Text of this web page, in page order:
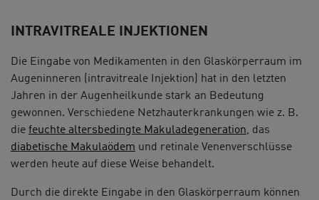
INTRAVITREALE INJEKTIONEN
Die Eingabe von Medikamenten in den Glaskörperraum im
Augeninneren (intravitreale Injektion) hat in den letzten
Jahren in der Augenheilkunde stark an Bedeutung
gewonnen. Verschiedene Netzhauterkrankungen wie z. B.
die feuchte altersbedingte Makuladegeneration, das
diabetische Makulaödem und retinale Venenverschlüsse
werden heute auf diese Weise behandelt.
Durch die direkte Eingabe in den Glaskörperraum können